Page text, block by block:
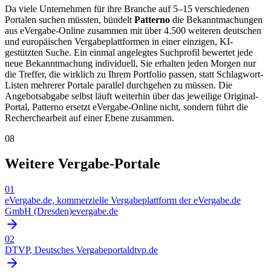
Da viele Unternehmen für ihre Branche auf 5–15 verschiedenen
Portalen suchen müssten, bündelt Patterno die Bekanntmachungen
aus eVergabe-Online zusammen mit über 4.500 weiteren deutschen
und europäischen Vergabeplattformen in einer einzigen, KI-
gestützten Suche. Ein einmal angelegtes Suchprofil bewertet jede
neue Bekanntmachung individuell, Sie erhalten jeden Morgen nur
die Treffer, die wirklich zu Ihrem Portfolio passen, statt Schlagwort-
Listen mehrerer Portale parallel durchgehen zu müssen. Die
Angebotsabgabe selbst läuft weiterhin über das jeweilige Original-
Portal, Patterno ersetzt eVergabe-Online nicht, sondern führt die
Recherchearbeit auf einer Ebene zusammen.
08
Weitere Vergabe-Portale
01
eVergabe.de, kommerzielle Vergabeplattform der eVergabe.de
GmbH (Dresden)evergabe.de
02
DTVP, Deutsches Vergabeportaldtvp.de